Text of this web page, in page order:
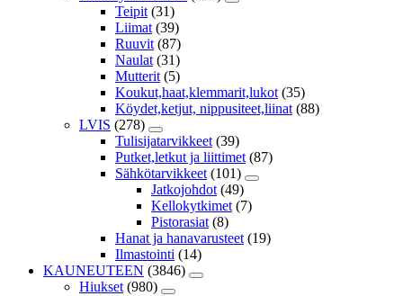
Teipit (31)
Liimat (39)
Ruuvit (87)
Naulat (31)
Mutterit (5)
Koukut,haat,klemmarit,lukot (35)
Köydet,ketjut, nippusiteet,liinat (88)
LVIS (278)
Tulisijatarvikkeet (39)
Putket,letkut ja liittimet (87)
Sähkötarvikkeet (101)
Jatkojohdot (49)
Kellokytkimet (7)
Pistorasiat (8)
Hanat ja hanavarusteet (19)
Ilmastointi (14)
KAUNEUTEEN (3846)
Hiukset (980)